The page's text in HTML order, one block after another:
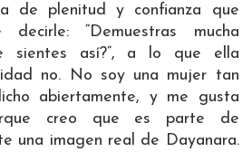
de plenitud y confianza que
“Demuestras mucha
sientes así?”, a lo que ella
no. No soy una mujer tan
abiertamente, y me gusta
creo que es parte de
una imagen real de Dayanara.